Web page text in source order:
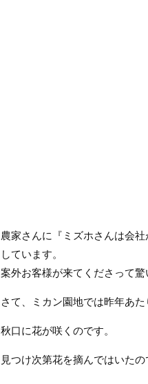
農家さんに『ミズホさんは会
しています。
案外お客様が来てくださって驚
さて、ミカン園地では昨年あ
秋口に花が咲くのです。
見つけ次第花を摘んではいた